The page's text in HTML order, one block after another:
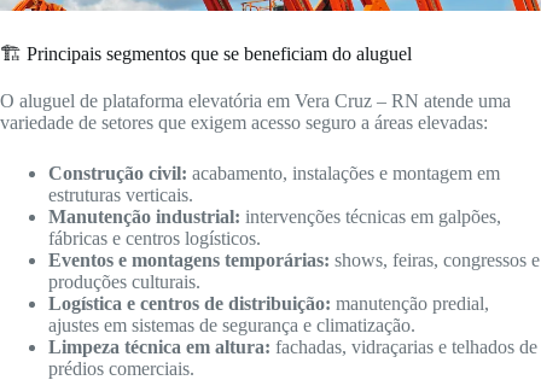
🏗️ Principais segmentos que se beneficiam do aluguel
O aluguel de plataforma elevatória em Vera Cruz – RN atende uma
variedade de setores que exigem acesso seguro a áreas elevadas:
Construção civil: acabamento, instalações e montagem em
estruturas verticais.
Manutenção industrial: intervenções técnicas em galpões,
fábricas e centros logísticos.
Eventos e montagens temporárias: shows, feiras, congressos e
produções culturais.
Logística e centros de distribuição: manutenção predial,
ajustes em sistemas de segurança e climatização.
Limpeza técnica em altura: fachadas, vidraçarias e telhados de
prédios comerciais.